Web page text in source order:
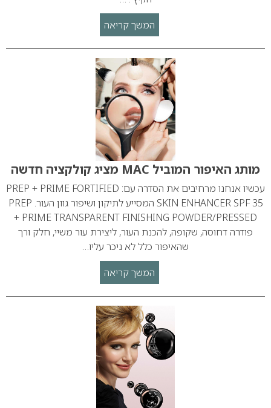
המשך קריאה
מותג האיפור המוביל MAC מציג קולקציה חדשה
עכשיו אנחנו מרחיבים את הסדרה עם: PREP + PRIME FORTIFIED
SKIN ENHANCER SPF 35 המסייע לתיקון ושיפור גוון העור. PREP
+ PRIME TRANSPARENT FINISHING POWDER/PRESSED
פודרה דחוסה, שקופה, להכנת העור, ליצירת עור משיי, חלק ורך
שהאיפור כלל לא ניכר עליו…
המשך קריאה